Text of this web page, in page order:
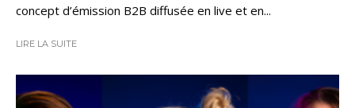
concept d’émission B2B diffusée en live et en...
LIRE LA SUITE